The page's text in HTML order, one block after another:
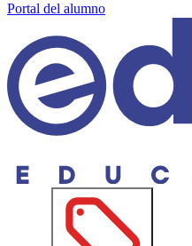
Portal del alumno